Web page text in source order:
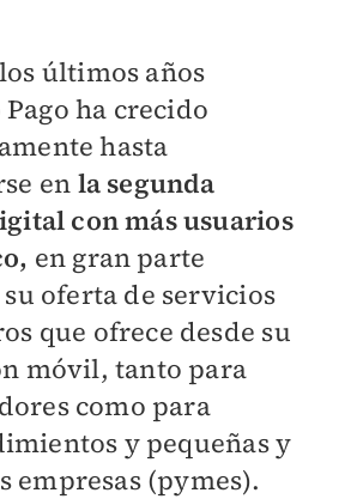
últimos años
ha crecido
hasta
en la segunda
con más usuarios
en gran parte
su oferta de servicios
que ofrece desde su
móvil, tanto para
como para
y pequeñas y
empresas (pymes).